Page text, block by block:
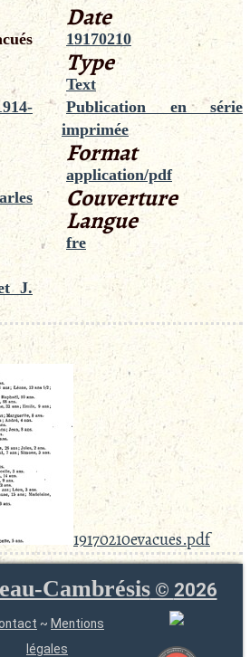
J.
Date
19170210
Type
Text
Publication en série
imprimée
Format
application/pdf
Couverture
Langue
fre
19170210evacues.pdf
Cambrésis© 2026
~ Mentions
légales